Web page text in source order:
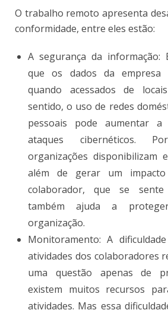
O trabalho remoto apresenta
conformidade, entre eles estão:
A segurança da informação:
que os dados da empresa
quando acessados de
sentido, o uso de redes
pessoais pode aumentar a
ataques cibernéticos.
organizações disponibilizam
além de gerar um
colaborador, que se sente
também ajuda a
organização.
Monitoramento: A
atividades dos colaboradores
uma questão apenas de
existem muitos recursos
atividades. Mas essa